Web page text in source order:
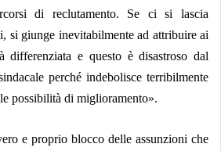
di reclutamento. Se ci si lascia
si giunge inevitabilmente ad attribuire ai
differenziata e questo è disastroso dal
perché indebolisce terribilmente
possibilità di miglioramento».
e proprio blocco delle assunzioni che